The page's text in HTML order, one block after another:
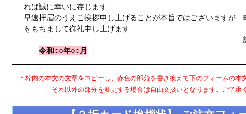
れば誠に幸いに存じます
早速拝眉のうえご挨拶申し上げることが本旨ではございますが
をもちまして御礼申し上げます
謹
令和○○年○○月
＊枠内の本文の文章をコピーし、赤色の部分を書き換えて下のフォームの本
それ以外の部分を変更する場合は自由文扱いとなります。ご了承